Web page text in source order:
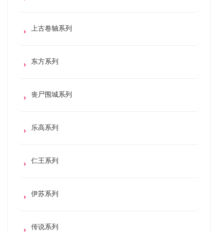
上古卷轴系列
东方系列
丧尸围城系列
乐高系列
仁王系列
伊苏系列
传说系列